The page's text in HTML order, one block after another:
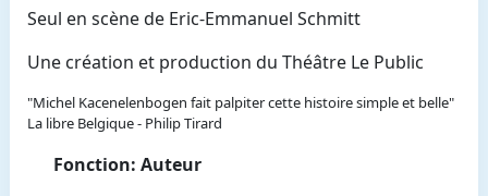
Seul en scène de Eric-Emmanuel Schmitt
Une création et production du Théâtre Le Public
"Michel Kacenelenbogen fait palpiter cette histoire simple et belle"
La libre Belgique - Philip Tirard
Fonction: Auteur